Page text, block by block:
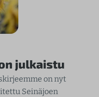
julkaistu
on nyt
Seinäjoen